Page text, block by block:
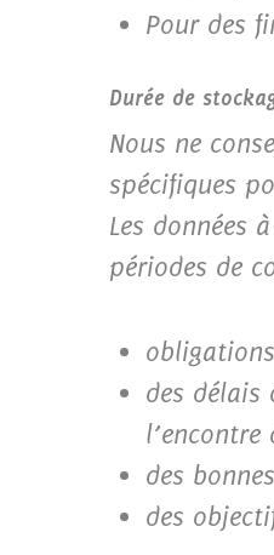
Pour des
Durée de
Nous ne
spécifiques
Les données
périodes de
des délais
l’encontre
des
des